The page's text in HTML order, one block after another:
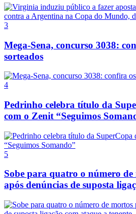
3
Mega-Sena, concurso 3038:
sorteados
4
Pedrinho celebra título da
com o Zenit “Seguimos
5
Sobe para quatro o número
após denúncias de suposta